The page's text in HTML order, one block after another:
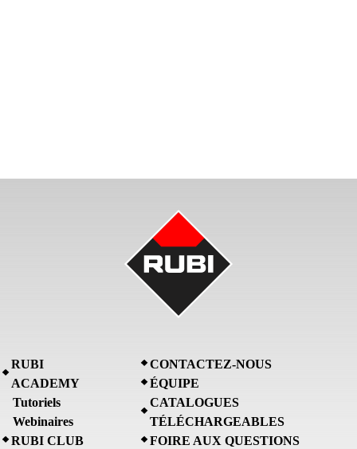
RUBI
ACADEMY
Tutoriels
Webinaires
RUBI CLUB
CONTACTEZ-NOUS
ÉQUIPE
CATALOGUES
TÉLÉCHARGEABLES
FOIRE AUX QUESTIONS